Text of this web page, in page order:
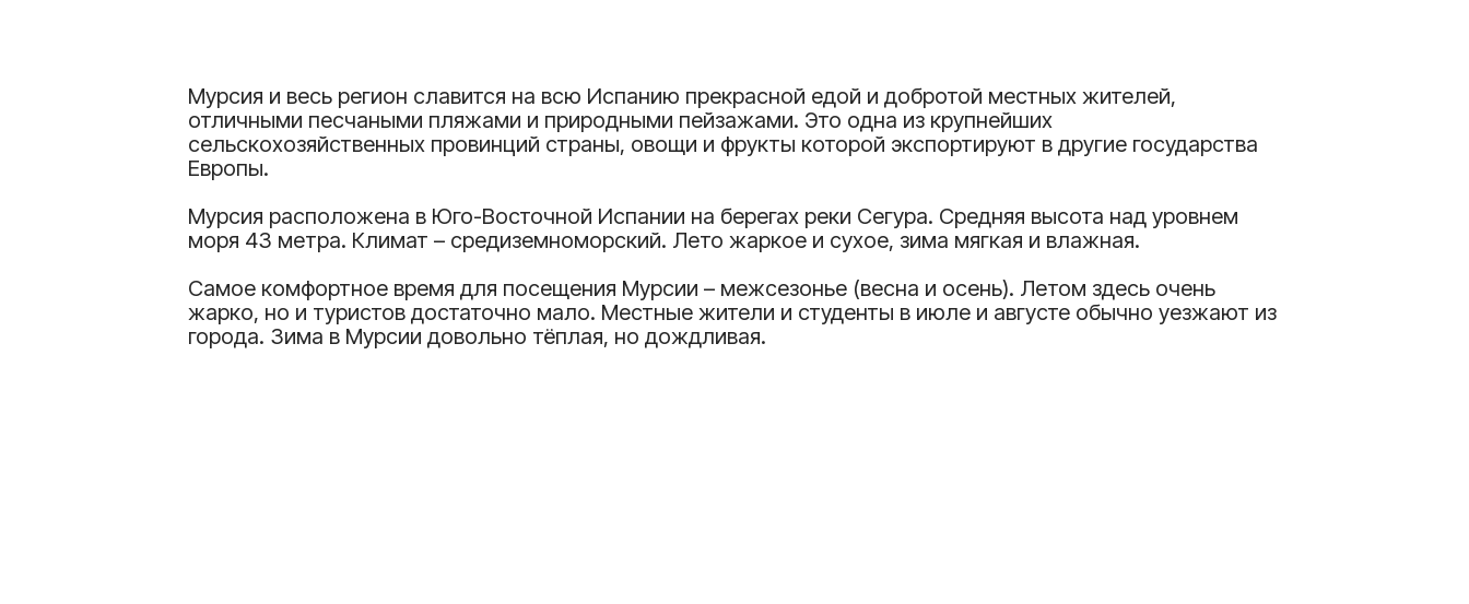
Мурсия и весь регион славится на всю Испанию прекрасной едой и добротой местных жителей,
отличными песчаными пляжами и природными пейзажами. Это одна из крупнейших
сельскохозяйственных провинций страны, овощи и фрукты которой экспортируют в другие государства
Европы.
Мурсия расположена в Юго-Восточной Испании на берегах реки Сегура. Средняя высота над уровнем
моря 43 метра. Климат – средиземноморский. Лето жаркое и сухое, зима мягкая и влажная.
Самое комфортное время для посещения Мурсии – межсезонье (весна и осень). Летом здесь очень
жарко, но и туристов достаточно мало. Местные жители и студенты в июле и августе обычно уезжают из
города. Зима в Мурсии довольно тёплая, но дождливая.